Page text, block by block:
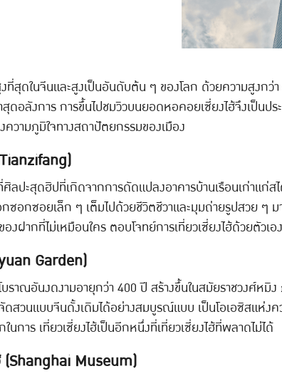
สุดในจีนและสูงเป็นอันดับต้น ๆ ของโลก ด้วยความสูงก
สุดอลังการ การขึ้นไปชมวิวบนยอดหอคอยเซี่ยงไฮ้จึงเป็
ความภูมิใจทางสถาปัตยกรรมของเมือง
ลปะสุดฮิปที่เกิดจากการดัดแปลงอาคารบ้านเรือนเก่าแก่
อกซอยเล็ก ๆ เต็มไปด้วยชีวิตชีวาและมุมถ่ายรูปสวย ๆ ม
งฝากที่ไม่เหมือนใคร ตอบโจทย์การเที่ยวเซี่ยงไฮ้ด้วยตัวเอ
Garden)
ราณอันงดงามอายุกว่า 400 ปี สร้างขึ้นในสมัยราชวงศ์ห
สวนแบบจีนดั้งเดิมได้อย่างสมบูรณ์แบบ เป็นโอเอซิสแห่
นการ เที่ยวเซี่ยงไฮ้เป็นอีกหนึ่งที่เที่ยวเซี่ยงไฮ้ที่พลาดไม่ได้
Museum)